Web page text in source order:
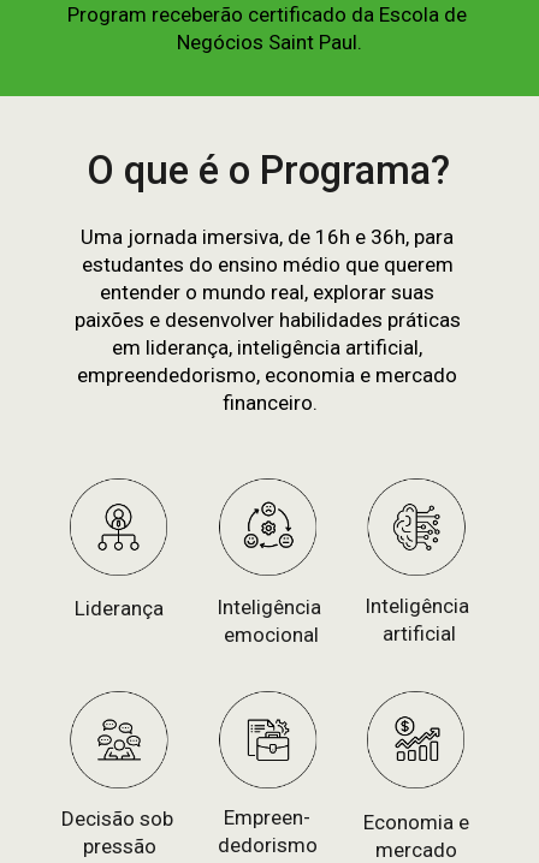
Program receberão certificado da Escola de
Negócios Saint Paul.
O que é o Programa?
Uma jornada imersiva, de 16h e 36h, para
estudantes do ensino médio que querem
entender o mundo real, explorar suas
paixões e desenvolver habilidades práticas
em liderança, inteligência artificial,
empreendedorismo, economia e mercado
financeiro.
Economia e
mercado
Empreen-
dedorismo
Inteligência
artificial
Decisão sob
pressão
Inteligência
emocional
Liderança